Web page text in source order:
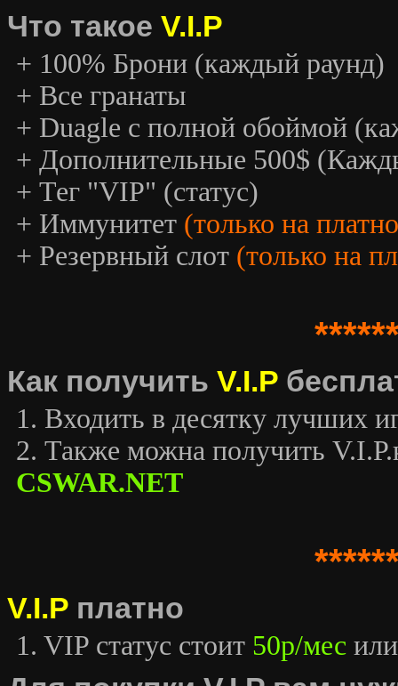
Что такое V.I.P
+ 100% Брони (каждый раунд)
+ Все гранаты
+ Duagle с полной обоймой
+ Дополнительные 500$
+ Тег "VIP" (статус)
+ Иммунитет (только на
+ Резервный слот (только на
Как получить V.I.P
1. Входить в десятку лучших
2. Также можна получить
CSWAR.NET
V.I.P платно
1. VIP статус стоит 50р/мес